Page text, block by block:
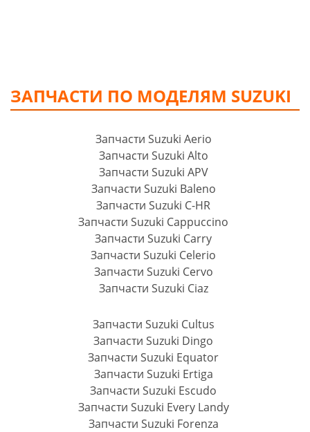
ЗАПЧАСТИ ПО МОДЕЛЯМ SUZUKI
Запчасти Suzuki Aerio
Запчасти Suzuki Alto
Запчасти Suzuki APV
Запчасти Suzuki Baleno
Запчасти Suzuki C-HR
Запчасти Suzuki Cappuccino
Запчасти Suzuki Carry
Запчасти Suzuki Celerio
Запчасти Suzuki Cervo
Запчасти Suzuki Ciaz
Запчасти Suzuki Cultus
Запчасти Suzuki Dingo
Запчасти Suzuki Equator
Запчасти Suzuki Ertiga
Запчасти Suzuki Escudo
Запчасти Suzuki Every Landy
Запчасти Suzuki Forenza